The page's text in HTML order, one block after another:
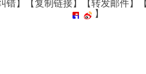
错】【复制链接】【转发邮件】
】